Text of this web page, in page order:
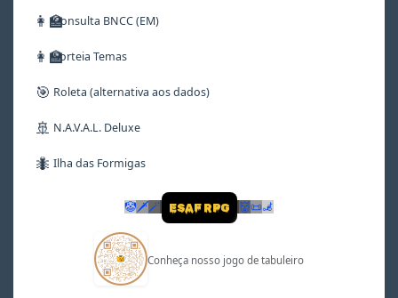
👩‍🏫Consulta BNCC (EM)
👩‍🏫Sorteia Temas
🎯 Roleta (alternativa aos dados)
🚢 N.A.V.A.L. Deluxe
🐜 Ilha das Formigas
🤡 🗡🪄 ESAF RPG 👹📜🦼
Conheça nosso jogo de tabuleiro